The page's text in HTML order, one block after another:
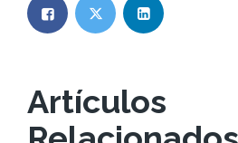
Artículos